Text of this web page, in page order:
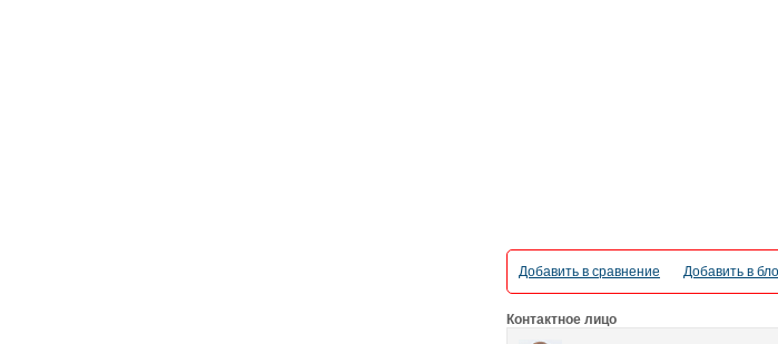
Добавить в сравнение Добавить в
Контактное лицо